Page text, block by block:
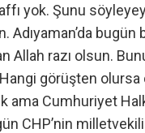
yok. Şunu
Adıyaman’da
Allah razı olsun.
görüşten olursa
Cumhuriyet
CHP’nin